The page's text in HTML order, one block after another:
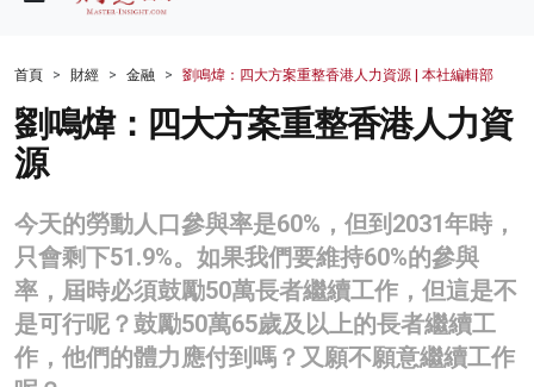
財經
生活
健康
商業
科技
影片
名家榜
首頁 財經 金融 劉鳴煒：四大方案重整香港人力資源 | 本社編輯部
劉鳴煒：四大方案重整香港人力資
源
今天的勞動人口參與率是60%，但到2031年時，
只會剩下51.9%。如果我們要維持60%的參與
率，屆時必須鼓勵50萬長者繼續工作，但這是不
是可行呢？鼓勵50萬65歲及以上的長者繼續工
作，他們的體力應付到嗎？又願不願意繼續工作